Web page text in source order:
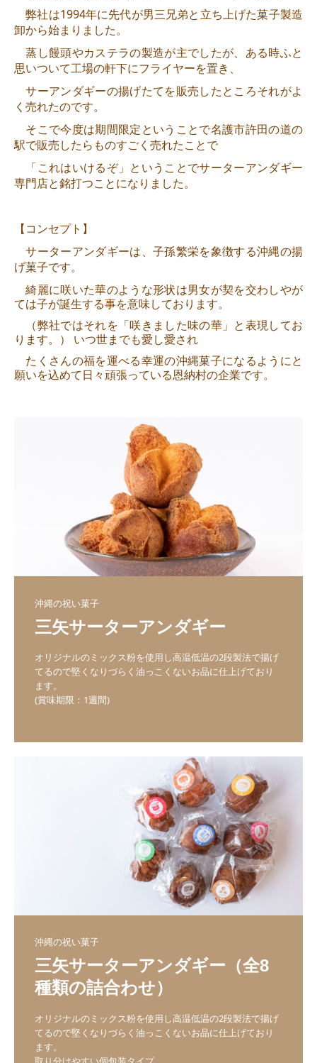
弊社は1994年に先代が男三兄弟と立ち上げた菓子製造
卸から始まりました。
蒸し饅頭やカステラの製造が主でしたが、ある時ふと
思いついて工場の軒下にフライヤーを置き、
サーアンダギーの揚げたてを販売したところそれがよ
く売れたのです。
そこで今度は期間限定ということで名護市許田の道の
駅で販売したらものすごく売れたことで
「これはいけるぞ」ということでサーターアンダギー
専門店と銘打つことになりました。
【コンセプト 】
サーターアンダギーは、子孫繁栄を象徴する沖縄の揚
げ菓子です。
綺麗に咲いた華のような形状は男女が契を交わしやが
ては子が誕生する事を意味しております。
（弊社ではそれを「咲きました味の華」と表現してお
ります。） いつ世までも愛し愛され
たくさんの福を運べる幸運の沖縄菓子になるようにと
願いを込めて日々頑張っている恩納村の企業です。
沖縄の祝い菓子
三矢サーターアンダギー
オリジナルのミックス粉を使用し高温低温の2段製法で揚げ
てるので堅くなりづらく油っこくないお品に仕上げており
ます。
(賞味期限：1週間)
沖縄の祝い菓子
三矢サーターアンダギー（全8
種類の詰合わせ）
オリジナルのミックス粉を使用し高温低温の2段製法で揚げ
てるので堅くなりづらく油っこくないお品に仕上げており
ます。